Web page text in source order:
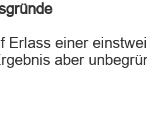
Erlass einer
aber